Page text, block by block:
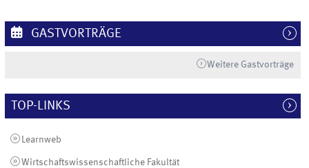
GASTVORTRÄGE
Weitere Gastvorträge
TOP-LINKS
Learnweb
Wirtschaftswissenschaftliche Fakultät